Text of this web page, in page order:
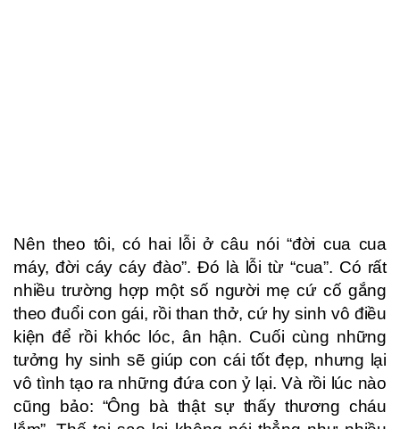
Nên theo tôi, có hai lỗi ở câu nói “đời cua cua
máy, đời cáy cáy đào”. Đó là lỗi từ “cua”. Có rất
nhiều trường hợp một số người mẹ cứ cố gắng
theo đuổi con gái, rồi than thở, cứ hy sinh vô điều
kiện để rồi khóc lóc, ân hận. Cuối cùng những
tưởng hy sinh sẽ giúp con cái tốt đẹp, nhưng lại
vô tình tạo ra những đứa con ỷ lại. Và rồi lúc nào
cũng bảo: “Ông bà thật sự thấy thương cháu